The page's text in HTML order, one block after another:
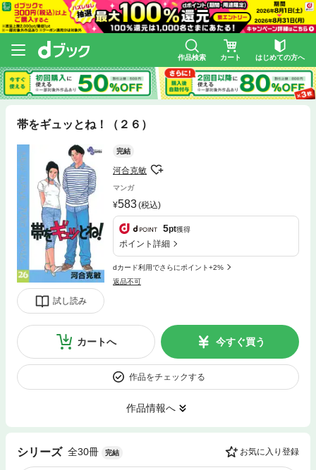
作品検索 カート はじめての方へ
帯をギュッとね！（２６）
試し読み
完結
河合克敏
マンガ
583(税込)
5pt獲得
ポイント詳細
dカード利用でさらにポイント+2%
返品不可
カートへ 今すぐ買う
作品をチェックする
作品情報へ
シリーズ 全30冊 完結 お気に入り登録